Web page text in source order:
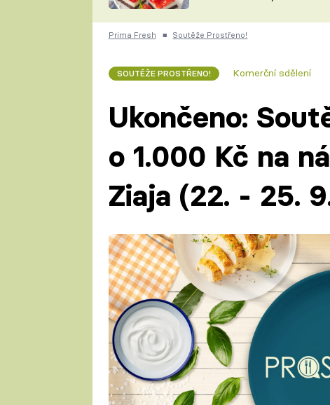
ČESKO NA TALÍŘI
DOMÁCÍ
KUCHAŘKA
Prima Fresh ■ Soutěže Prostřeno!
SOUTĚŽE PROSTŘENO! Komerční sdělení
Ukončeno:
o 1.000 Kč na
Ziaja (22. - 25.